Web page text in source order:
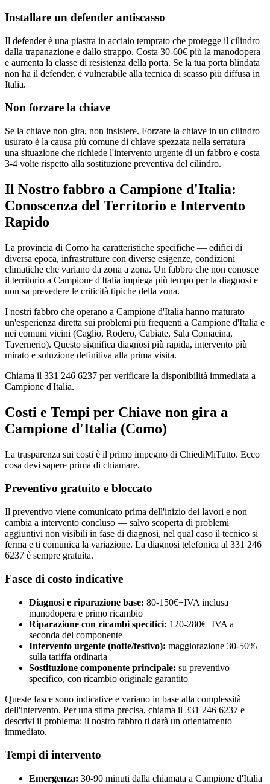
Installare un defender antiscasso
Il defender è una piastra in acciaio temprato che protegge il cilindro
dalla trapanazione e dallo strappo. Costa 30-60€ più la manodopera
e aumenta la classe di resistenza della porta. Se la tua porta blindata
non ha il defender, è vulnerabile alla tecnica di scasso più diffusa in
Italia.
Non forzare la chiave
Se la chiave non gira, non insistere. Forzare la chiave in un cilindro
usurato è la causa più comune di chiave spezzata nella serratura —
una situazione che richiede l'intervento urgente di un fabbro e costa
3-4 volte rispetto alla sostituzione preventiva del cilindro.
Il Nostro fabbro a Campione d'Italia:
Conoscenza del Territorio e Intervento
Rapido
La provincia di Como ha caratteristiche specifiche — edifici di
diversa epoca, infrastrutture con diverse esigenze, condizioni
climatiche che variano da zona a zona. Un fabbro che non conosce
il territorio a Campione d'Italia impiega più tempo per la diagnosi e
non sa prevedere le criticità tipiche della zona.
I nostri fabbro che operano a Campione d'Italia hanno maturato
un'esperienza diretta sui problemi più frequenti a Campione d'Italia e
nei comuni vicini (Caglio, Rodero, Cabiate, Sala Comacina,
Tavernerio). Questo significa diagnosi più rapida, intervento più
mirato e soluzione definitiva alla prima visita.
Chiama il 331 246 6237 per verificare la disponibilità immediata a
Campione d'Italia.
Costi e Tempi per Chiave non gira a
Campione d'Italia (Como)
La trasparenza sui costi è il primo impegno di ChiediMiTutto. Ecco
cosa devi sapere prima di chiamare.
Preventivo gratuito e bloccato
Il preventivo viene comunicato prima dell'inizio dei lavori e non
cambia a intervento concluso — salvo scoperta di problemi
aggiuntivi non visibili in fase di diagnosi, nel qual caso il tecnico si
ferma e ti comunica la variazione. La diagnosi telefonica al 331 246
6237 è sempre gratuita.
Fasce di costo indicative
Diagnosi e riparazione base: 80-150€+IVA inclusa
manodopera e primo ricambio
Riparazione con ricambi specifici: 120-280€+IVA a
seconda del componente
Intervento urgente (notte/festivo): maggiorazione 30-50%
sulla tariffa ordinaria
Sostituzione componente principale: su preventivo
specifico, con ricambio originale garantito
Queste fasce sono indicative e variano in base alla complessità
dell'intervento. Per una stima precisa, chiama il 331 246 6237 e
descrivi il problema: il nostro fabbro ti darà un orientamento
immediato.
Tempi di intervento
Emergenza: 30-90 minuti dalla chiamata a Campione d'Italia